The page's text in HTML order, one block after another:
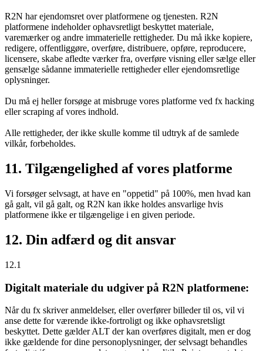
R2N har ejendomsret over platformene og tjenesten. R2N
platformene indeholder ophavsretligt beskyttet materiale,
varemærker og andre immaterielle rettigheder. Du må ikke kopiere,
redigere, offentliggøre, overføre, distribuere, opføre, reproducere,
licensere, skabe afledte værker fra, overføre visning eller sælge eller
gensælge sådanne immaterielle rettigheder eller ejendomsretlige
oplysninger.
Du må ej heller forsøge at misbruge vores platforme ved fx hacking
eller scraping af vores indhold.
Alle rettigheder, der ikke skulle komme til udtryk af de samlede
vilkår, forbeholdes.
11. Tilgængelighed af vores platforme
Vi forsøger selvsagt, at have en "oppetid" på 100%, men hvad kan
gå galt, vil gå galt, og R2N kan ikke holdes ansvarlige hvis
platformene ikke er tilgængelige i en given periode.
12. Din adfærd og dit ansvar
12.1
Digitalt materiale du udgiver på R2N platformene:
Når du fx skriver anmeldelser, eller overfører billeder til os, vil vi
anse dette for værende ikke-fortroligt og ikke ophavsretsligt
beskyttet. Dette gælder ALT der kan overføres digitalt, men er dog
ikke gældende for dine personoplysninger, der selvsagt behandles